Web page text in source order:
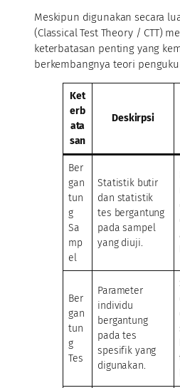
Meskipun digunakan secara
(Classical Test Theory / CTT)
keterbatasan penting yang
berkembangnya teori
Ket
erb
ata
san
Deskirpsi
Ber
gan
tun
g
Sa
mp
el
Statistik butir
dan statistik
tes bergantung
pada sampel
yang diuji.
Ber
gan
tun
g
Tes
Parameter
individu
bergantung
pada tes
spesifik yang
digunakan.